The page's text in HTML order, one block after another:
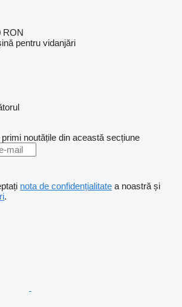
RON
pentru vidanjări
noutățile din această secțiune
nota de confidențialitate a noastră și
.